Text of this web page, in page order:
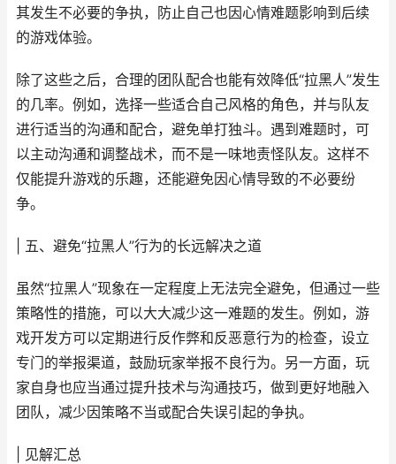
其发生不必要的争执，防止自己也因心情难题影响到后续
的游戏体验。
除了这些之后，合理的团队配合也能有效降低“拉黑人”发生
的几率。例如，选择一些适合自己风格的角色，并与队友
进行适当的沟通和配合，避免单打独斗。遇到难题时，可
以主动沟通和调整战术，而不是一味地责怪队友。这样不
仅能提升游戏的乐趣，还能避免因心情导致的不必要纷
争。
| 五、避免“拉黑人”行为的长远解决之道
虽然“拉黑人”现象在一定程度上无法完全避免，但通过一些
策略性的措施，可以大大减少这一难题的发生。例如，游
戏开发方可以定期进行反作弊和反恶意行为的检查，设立
专门的举报渠道，鼓励玩家举报不良行为。另一方面，玩
家自身也应当通过提升技术与沟通技巧，做到更好地融入
团队，减少因策略不当或配合失误引起的争执。
| 见解汇总